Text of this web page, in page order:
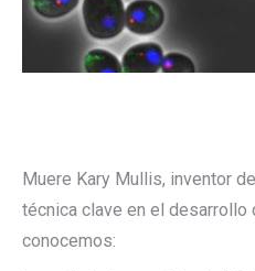
Muere Kary Mullis, inventor
técnica clave en el desarrollo
conocemos: